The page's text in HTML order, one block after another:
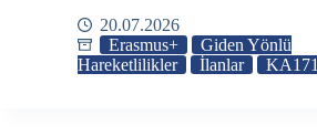
20.07.2026
Erasmus+
Giden Yönlü
Hareketlilikler
İlanlar KA171